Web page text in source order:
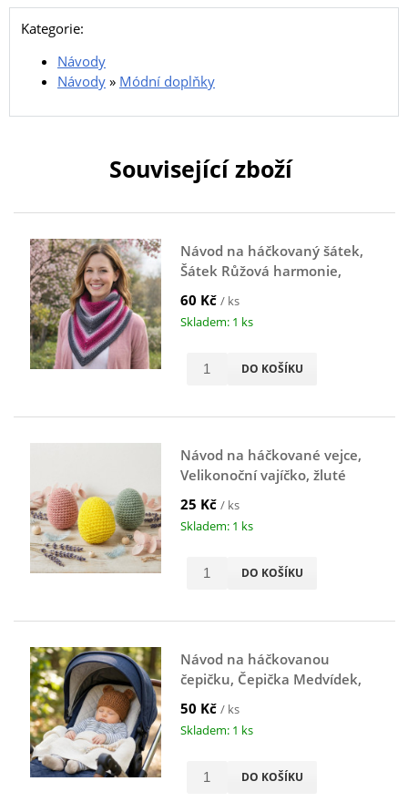
Kategorie:
Návody
Návody » Módní doplňky
Související zboží
Návod na háčkovaný šátek,
Šátek Růžová harmonie,
60 Kč / ks
Skladem: 1 ks
DO KOŠÍKU
Návod na háčkované vejce,
Velikonoční vajíčko, žluté
25 Kč / ks
Skladem: 1 ks
DO KOŠÍKU
Návod na háčkovanou
čepičku, Čepička Medvídek,
50 Kč / ks
Skladem: 1 ks
DO KOŠÍKU